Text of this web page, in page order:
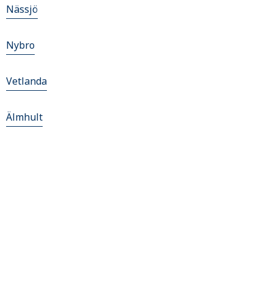
Nässjö
Nybro
Vetlanda
Älmhult